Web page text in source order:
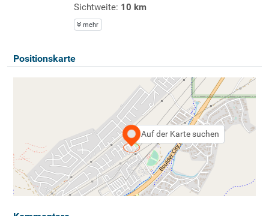
Sichtweite: 10 km
mehr
Positionskarte
Auf der Karte suchen